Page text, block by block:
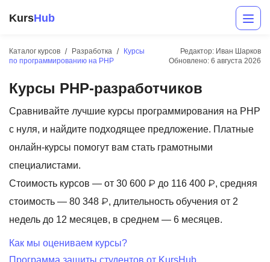
KursHub
Каталог курсов Разработка
Курсы
по программированию на PHP
Редактор: Иван Шарков
Обновлено: 6 августа 2026
Курсы PHP-разработчиков
Сравнивайте лучшие курсы программирования на PHP
с нуля, и найдите подходящее предложение. Платные
онлайн-курсы помогут вам стать грамотными
специалистами.
Стоимость курсов — от 30 600 ₽ до 116 400 ₽, средняя
стоимость — 80 348 ₽, длительность обучения от 2
недель до 12 месяцев, в среднем — 6 месяцев.
Как мы оцениваем курсы?
Программа защиты студентов от KursHub
Разработка
Маркетинг
Аналитика